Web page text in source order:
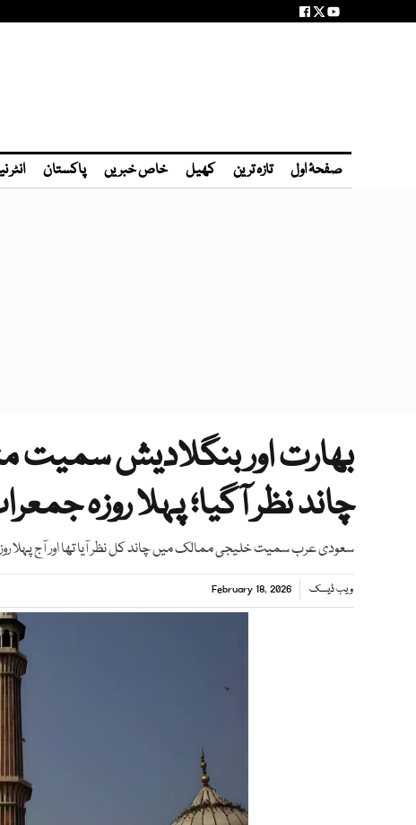
صفحۂ اول تازہ ترین کھیل خاص خبریں پاکستان
بھارت اور بنگلادیش
چاند نظر آگیا؛ پہلا روزہ
سعودی عرب سمیت خلیجی ممالک میں چاند کل نظر آیا تھا اور آج پہلا
ویب ڈیسک February 18, 2026